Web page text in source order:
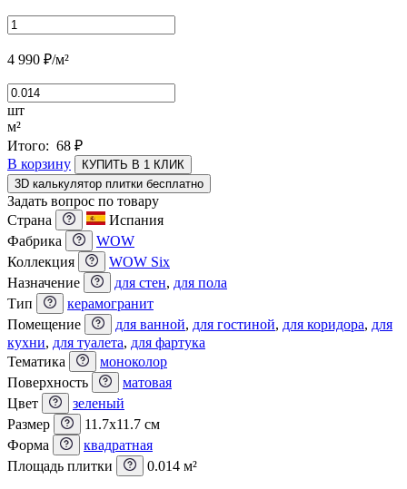
4 990 ₽/м²
шт
м²
Итого: 68 ₽
В корзину
КУПИТЬ В 1 КЛИК
3D калькулятор плитки бесплатно
Задать вопрос по товару
Страна
Испания
Фабрика
WOW
Коллекция
WOW Six
Назначение
для стен, для пола
Тип
керамогранит
Помещение
для ванной, для гостиной, для коридора, для
кухни, для туалета, для фартука
Тематика
моноколор
Поверхность
матовая
Цвет
зеленый
Размер
11.7x11.7 см
Форма
квадратная
Площадь плитки
0.014 м²